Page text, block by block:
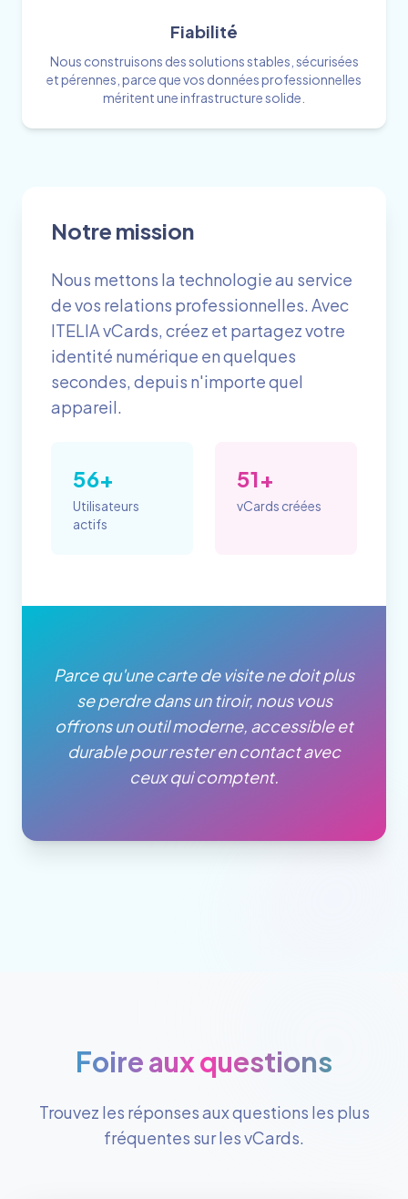
Fiabilité
Nous construisons des solutions stables, sécurisées
et pérennes, parce que vos données professionnelles
méritent une infrastructure solide.
Notre mission
Nous mettons la technologie au service
de vos relations professionnelles. Avec
ITELIA vCards, créez et partagez votre
identité numérique en quelques
secondes, depuis n'importe quel
appareil.
56+
Utilisateurs
actifs
51+
vCards créées
Parce qu'une carte de visite ne doit plus
se perdre dans un tiroir, nous vous
offrons un outil moderne, accessible et
durable pour rester en contact avec
ceux qui comptent.
Foire aux questions
Trouvez les réponses aux questions les plus
fréquentes sur les vCards.